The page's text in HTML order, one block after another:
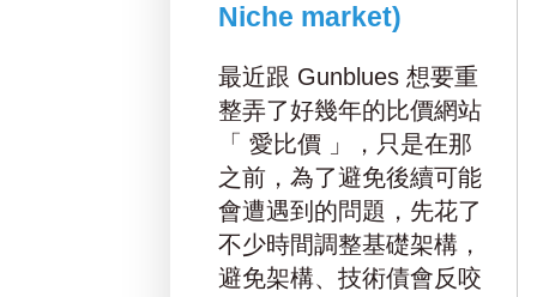
Niche market)
最近跟 Gunblues 想要重
整弄了好幾年的比價網站
「 愛比價 」，只是在那
之前，為了避免後續可能
會遭遇到的問題，先花了
不少時間調整基礎架構，
避免架構、技術債會反咬